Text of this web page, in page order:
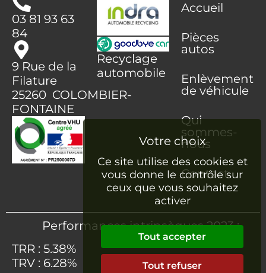
03 81 93 63
84
9 Rue de la
Filature
25260 COLOMBIER-
FONTAINE
Recyclage
automobile
Accueil
Pièces
autos
Enlèvement
de véhicule
Qui
sommes-
nous
Contact
Performances intrinsèques 2023 :
TRR : 5.38%
TRV : 6.28%
Ce site utilise des cookies et
vous donne le contrôle sur
ceux que vous souhaitez
activer
Tout accepter
Tout refuser